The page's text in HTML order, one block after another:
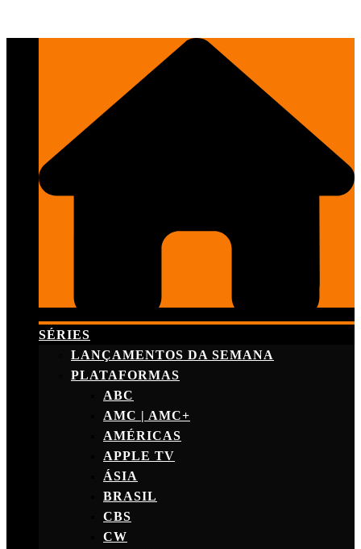
SÉRIES
LANÇAMENTOS DA SEMANA
PLATAFORMAS
ABC
AMC | AMC+
AMÉRICAS
APPLE TV
ÁSIA
BRASIL
CBS
CW